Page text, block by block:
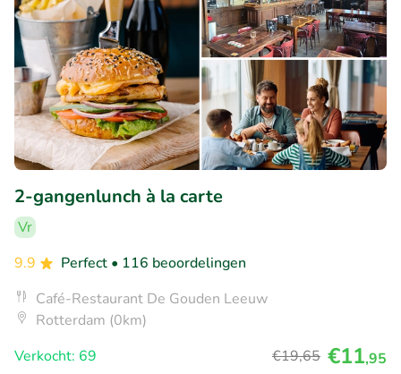
2-gangenlunch à la carte
Vr
9.9
Perfect • 116 beoordelingen
Café-Restaurant De Gouden Leeuw
Rotterdam (0km)
Verkocht: 69
€19,65 €11,95